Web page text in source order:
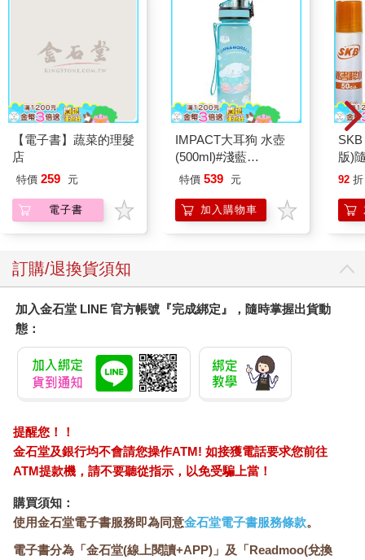
【電子書】蔬菜的理髮
店
特價 259 元
電子書
IMPACT大耳狗 水壺
(500ml)#淺藍
IMCMB01LB
特價 539 元
加入購物車
版)
92 折
訂購/退換貨須知
加入金石堂 LINE 官方帳號『完成綁定』，隨時掌握出貨動
態：
提醒您！！
金石堂及銀行均不會請您操作ATM! 如接獲電話要求您前往
ATM提款機，請不要聽從指示，以免受騙上當！
購買須知：
使用金石堂電子書服務即為同意金石堂電子書服務條款。
電子書分為「金石堂(線上閱讀+APP)」及「Readmoo(兌換